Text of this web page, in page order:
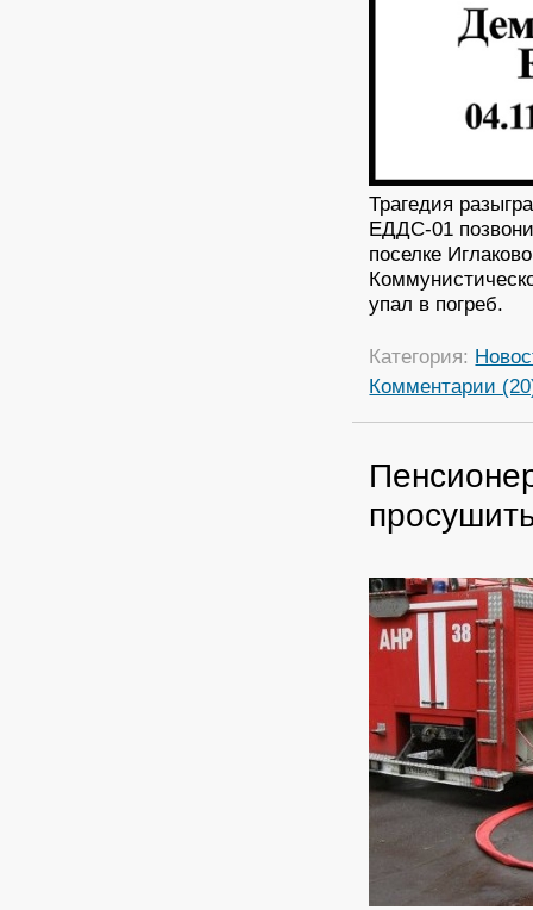
Трагедия
ЕДДС-01
поселке
упал в погреб.
Категория:
Комментарии